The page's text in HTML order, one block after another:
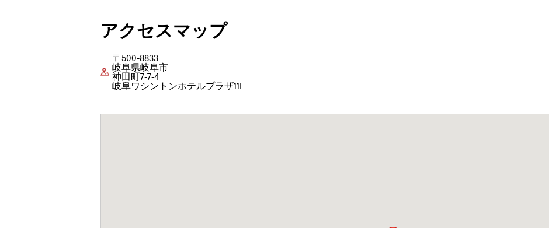
アクセスマップ
〒500-8833
岐阜県岐阜市
神田町7-7-4
岐阜ワシントンホテルプラザ11F